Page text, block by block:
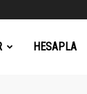
HESAPLA